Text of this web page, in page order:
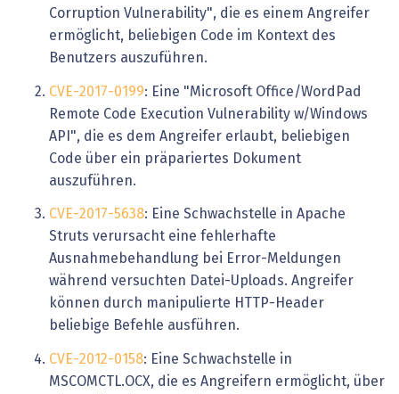
Corruption Vulnerability", die es einem Angreifer
ermöglicht, beliebigen Code im Kontext des
Benutzers auszuführen.
CVE-2017-0199: Eine "Microsoft Office/WordPad
Remote Code Execution Vulnerability w/Windows
API", die es dem Angreifer erlaubt, beliebigen
Code über ein präpariertes Dokument
auszuführen.
CVE-2017-5638: Eine Schwachstelle in Apache
Struts verursacht eine fehlerhafte
Ausnahmebehandlung bei Error-Meldungen
während versuchten Datei-Uploads. Angreifer
können durch manipulierte HTTP-Header
beliebige Befehle ausführen.
CVE-2012-0158: Eine Schwachstelle in
MSCOMCTL.OCX, die es Angreifern ermöglicht, über